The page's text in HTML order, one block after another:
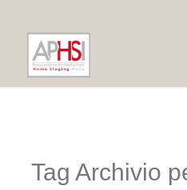
Tag Archivio